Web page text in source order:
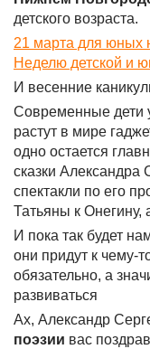
детского возраста.
21 марта для юных
Неделю детской и
И весенние
Современные дети
растут в мире
одно остается
сказки Александра
спектакли по его
Татьяны к Онегину,
И пока так будет
они придут к чему-
обязательно, а
развиваться
Ах, Александр
поэзии вас